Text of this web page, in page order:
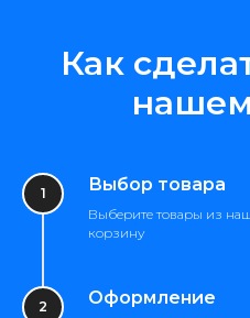
Как
Выбор товара
Выберите товары из
корзину
Оформление